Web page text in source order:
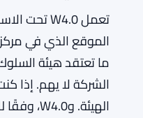
تعمل W4.0 تحت الاسم الكامل W
ما تعتقد هيئة
الشركة لا يهم. إذا
الهيئة. وW4.0، وفقًا للهيئة، لا تملكه.